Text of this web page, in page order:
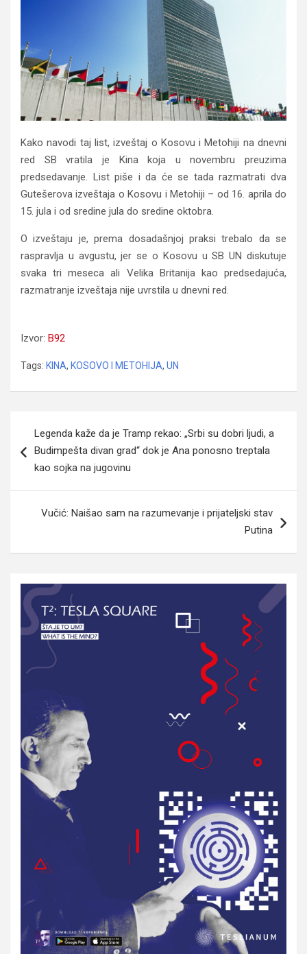
Kako navodi taj list, izveštaj o Kosovu i Metohiji na dnevni
red SB vratila je Kina koja u novembru preuzima
predsedavanje. List piše i da će se tada razmatrati dva
Gutešerova izveštaja o Kosovu i Metohiji – od 16. aprila do
15. jula i od sredine jula do sredine oktobra.
O izveštaju je, prema dosadašnjoj praksi trebalo da se
raspravlja u avgustu, jer se o Kosovu u SB UN diskutuje
svaka tri meseca ali Velika Britanija kao predsedajuća,
razmatranje izveštaja nije uvrstila u dnevni red.
Izvor: B92
Tags: KINA, KOSOVO I METOHIJA, UN
članaka
Legenda kaže da je Tramp rekao: „Srbi su dobri ljudi, a
Budimpešta divan grad“ dok je Ana ponosno treptala
kao sojka na jugovinu
Vučić: Naišao sam na razumevanje i prijateljski stav
Putina